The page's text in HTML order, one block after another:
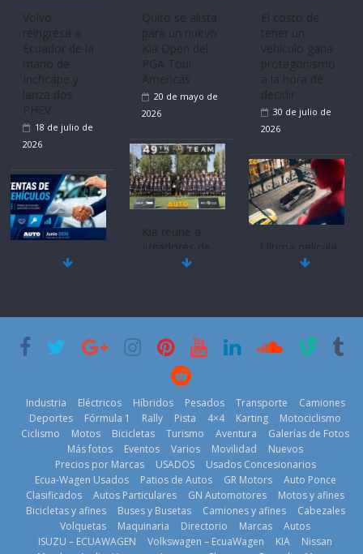
Mercado
automotor
nacional cierra
su mejor 1er
semestre en la
historia
11 de julio de
2026
Bosch y
renovable
25 de julio de
Nuevo SUV
Honda ZR-V
Advanced
Hybrid para el
La FEDAK
recibe 12
Sinotruk
Bolden para
cubrir las rutas
de La Vuelta
31 de julio de
Quito se alista
para un nuevo
2026
Kia reúne a
jugadores de
fútbol de todo
el mundo en
‘Kia OMBC
Cup’
Ultima película
‘Spider‑Man:
Brand New
Day’ pone en
escena a
BMW
29 de julio de
2026
¿Qué puede
pasar con tu
3 de agosto de
La FEDAK
recibe 12
Sinotruk
Bolden para
cubrir las rutas
Industria Eléctricos Híbridos Pesados Transporte
Camiones
Deportes
Fórmula 1 Rally Pista 4×4 Karting
Motociclismo
Ciclismo
Motos Bicicletas Turismo Aventura
Galerías de Fotos
Más fotos
Eventos Varios Movilidad
Nuevos
Precios por Marcas
USADOS
Usados Concesionarios
Ecua-Wagen Usados
Patios de Autos GR Motors
Auto Ponce
Clasificados
Autos Particulares GN Automotores
Motos y afines
Bicicletas y afines
Buses y Busetas Camiones y afines
Cabezales
Volquetas
Maquinaria Directorio Marcas
Autos
ISUZU – ECUAWAGEN
Volkswagen – EcuaWagen KIA
Nissan